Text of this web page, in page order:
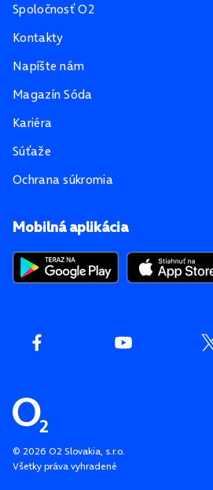
© 2026 O2 Slovakia, s.r.o.
Všetky práva vyhradené
Mobilná aplikácia
Spoločnosť O2
Kontakty
Napíšte nám
Magazín Sóda
Kariéra
Súťaže
Ochrana súkromia